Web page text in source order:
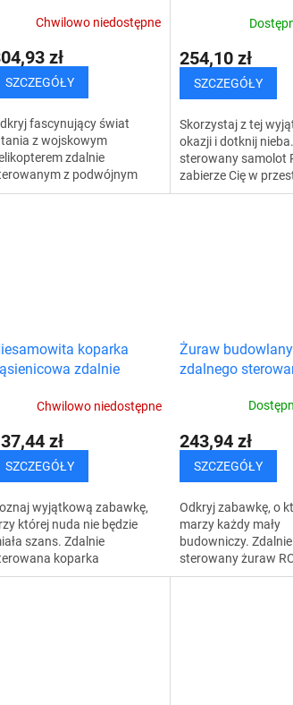
Chwilowo niedostępne
zł
SZCZEGÓŁY
fascynujący świat
z wojskowym
zdalnie
z podwójnym
przeznaczonym
254,10 zł
SZCZEGÓŁY
Skorzystaj z tej
okazji i dotknij
sterowany samolot
zabierze Cię w
pozwoli przeżyć
koparka
zdalnie
Chwilowo niedostępne
zł
SZCZEGÓŁY
wyjątkową zabawkę,
której nuda nie będzie
szans. Zdalnie
koparka
zapewni zabawę
Żuraw
zdalnego
243,94 zł
SZCZEGÓŁY
Odkryj zabawkę, o
marzy każdy mały
budowniczy. Zdalnie
sterowany żuraw
pewnością oczaruje